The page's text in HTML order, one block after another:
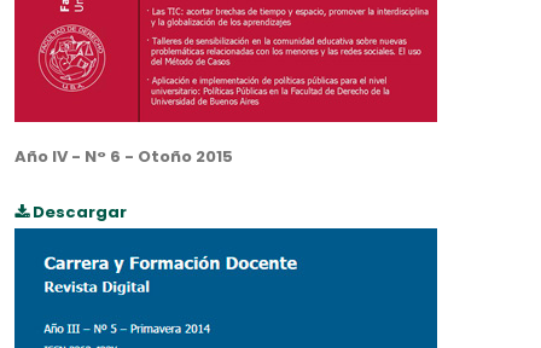
Año IV - N° 6 - Otoño 2015
Descargar